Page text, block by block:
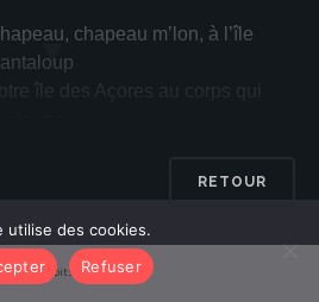
chapeau m’lon, à l’île
île des Açores au corps qui
deng, dong
chapeau
▼
RETOUR
– Tous droits réservés
utilise des cookies.
Refuser